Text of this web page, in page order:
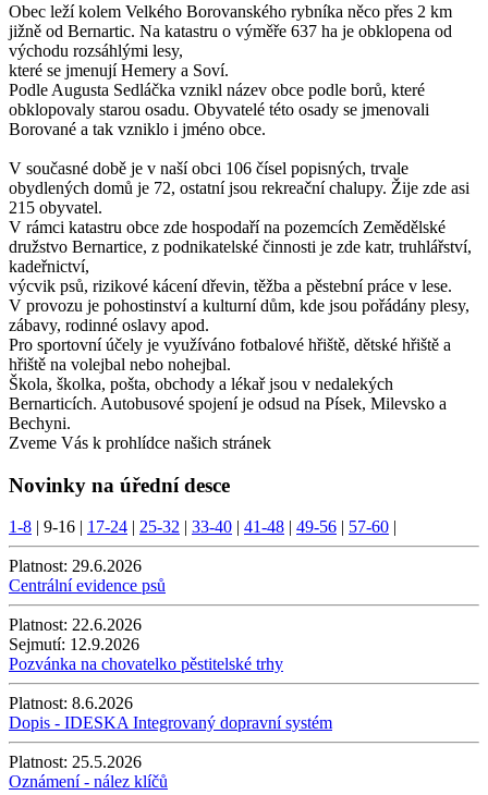
Obec leží kolem Velkého Borovanského rybníka něco přes 2 km
jižně od Bernartic. Na katastru o výměře 637 ha je obklopena od
východu rozsáhlými lesy,
které se jmenují Hemery a Soví.
Podle Augusta Sedláčka vznikl název obce podle borů, které
obklopovaly starou osadu. Obyvatelé této osady se jmenovali
Borované a tak vzniklo i jméno obce.
V současné době je v naší obci 106 čísel popisných, trvale
obydlených domů je 72, ostatní jsou rekreační chalupy. Žije zde asi
215 obyvatel.
V rámci katastru obce zde hospodaří na pozemcích Zemědělské
družstvo Bernartice, z podnikatelské činnosti je zde katr, truhlářství,
kadeřnictví,
výcvik psů, rizikové kácení dřevin, těžba a pěstební práce v lese.
V provozu je pohostinství a kulturní dům, kde jsou pořádány plesy,
zábavy, rodinné oslavy apod.
Pro sportovní účely je využíváno fotbalové hřiště, dětské hřiště a
hřiště na volejbal nebo nohejbal.
Škola, školka, pošta, obchody a lékař jsou v nedalekých
Bernarticích. Autobusové spojení je odsud na Písek, Milevsko a
Bechyni.
Zveme Vás k prohlídce našich stránek
Novinky na úřední desce
1-8 | 9-16 | 17-24 | 25-32 | 33-40 | 41-48 | 49-56 | 57-60 |
Platnost: 29.6.2026
Centrální evidence psů
Platnost: 22.6.2026
Sejmutí: 12.9.2026
Pozvánka na chovatelko pěstitelské trhy
Platnost: 8.6.2026
Dopis - IDESKA Integrovaný dopravní systém
Platnost: 25.5.2026
Oznámení - nález klíčů